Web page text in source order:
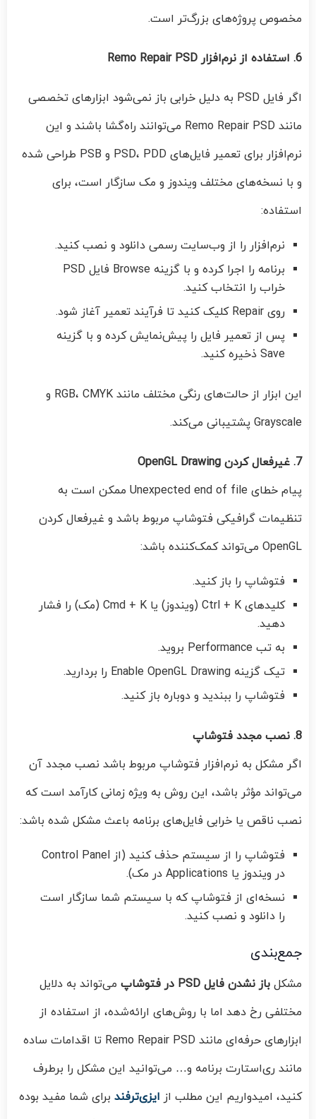
مخصوص پروژه‌های بزرگ‌تر است.
6. استفاده از نرم‌افزار Remo Repair PSD
اگر فایل PSD به دلیل خرابی باز نمی‌شود ابزارهای تخصصی
مانند Remo Repair PSD می‌توانند راه‌گشا باشند و این
نرم‌افزار برای تعمیر فایل‌های PSD، PDD و PSB طراحی شده
و با نسخه‌های مختلف ویندوز و مک سازگار است، برای
استفاده:
نرم‌افزار را از وب‌سایت رسمی دانلود و نصب کنید.
برنامه را اجرا کرده و با گزینه Browse فایل PSD
خراب را انتخاب کنید.
روی Repair کلیک کنید تا فرآیند تعمیر آغاز شود.
پس از تعمیر فایل را پیش‌نمایش کرده و با گزینه
Save ذخیره کنید.
این ابزار از حالت‌های رنگی مختلف مانند RGB، CMYK و
Grayscale پشتیبانی می‌کند.
7. غیرفعال کردن OpenGL Drawing
پیام خطای Unexpected end of file ممکن است به
تنظیمات گرافیکی فتوشاپ مربوط باشد و غیرفعال کردن
OpenGL می‌تواند کمک‌کننده باشد:
فتوشاپ را باز کنید.
کلیدهای Ctrl + K (ویندوز) یا Cmd + K (مک) را فشار
دهید.
به تب Performance بروید.
تیک گزینه Enable OpenGL Drawing را بردارید.
فتوشاپ را ببندید و دوباره باز کنید.
8. نصب مجدد فتوشاپ
اگر مشکل به نرم‌افزار فتوشاپ مربوط باشد نصب مجدد آن
می‌تواند مؤثر باشد، این روش به‌ ویژه زمانی کارآمد است که
نصب ناقص یا خرابی فایل‌های برنامه باعث مشکل شده باشد:
فتوشاپ را از سیستم حذف کنید (از Control Panel
در ویندوز یا Applications در مک).
نسخه‌ای از فتوشاپ که با سیستم شما سازگار است
را دانلود و نصب کنید.
جمع‌بندی
مشکل باز نشدن فایل PSD در فتوشاپ
می‌تواند به دلایل
مختلفی رخ دهد اما با روش‌های ارائه‌شده، از استفاده از
ابزارهای حرفه‌ای مانند Remo Repair PSD تا اقدامات ساده
مانند ری‌استارت برنامه و… می‌توانید این مشکل را برطرف
کنید، امیدواریم این مطلب از ایزی‌ترفند برای شما مفید بوده